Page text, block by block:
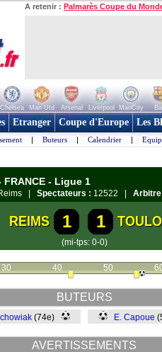
A retenir : Palmarès Coupe du
Chelsea Man Utd Arsenal Liverpool ManCity
Etranger Coupe d'Europe Les
| Buteurs | Calendrier |
FRANCE - Ligue 1
| Spectateurs : 12522 |
REIMS 1 1
(mi-tps: 0-0)
30 40 50
BUTEURS
(74e) E. Capoue
AVERTISSEMENTS